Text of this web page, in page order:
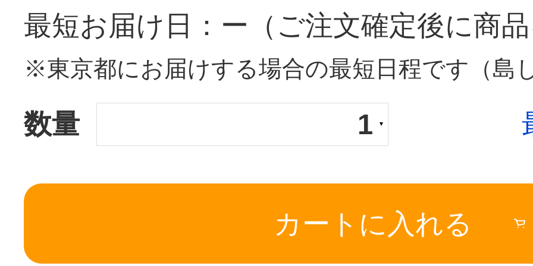
最短お届け日：ー （ご注文確定後に商
※東京都にお届けする場合の最短日程です（島
数量 1
カートに入れる